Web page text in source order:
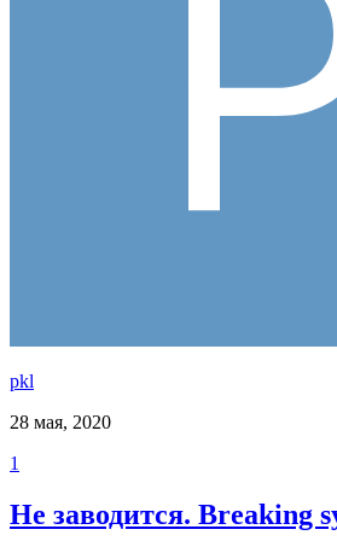
pkl
28 мая, 2020
1
Не заводится. Breaking